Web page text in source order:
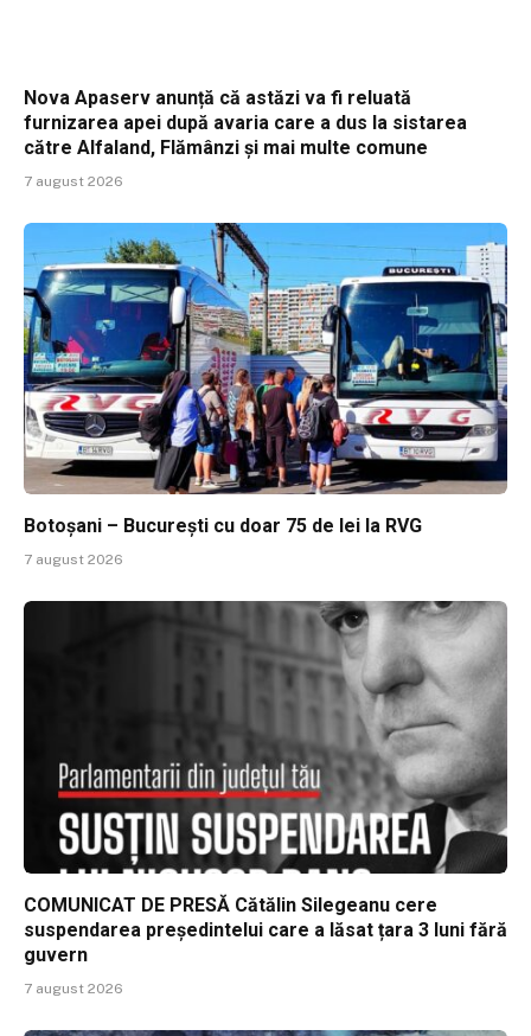
Nova Apaserv anunță că astăzi va fi reluată
furnizarea apei după avaria care a dus la sistarea
către Alfaland, Flămânzi și mai multe comune
7 august 2026
Botoșani – București cu doar 75 de lei la RVG
7 august 2026
COMUNICAT DE PRESĂ Cătălin Silegeanu cere
suspendarea președintelui care a lăsat țara 3 luni fără
guvern
7 august 2026